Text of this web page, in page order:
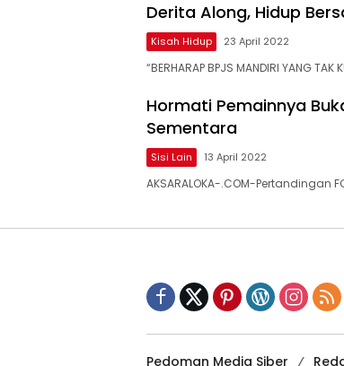
Derita Along, Hidup
Kisah Hidup 23 April 2022
“BERHARAP BPJS MANDIRI YANG TAK
Hormati Pemainnya
Sementara
Sisi Lain 13 April 2022
AKSARALOKA-.COM-
Pedoman Media Siber